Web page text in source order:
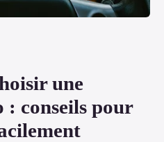
une
: conseils pour